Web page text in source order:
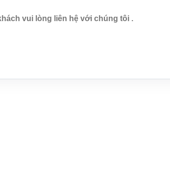
vui lòng liên hệ với chúng tôi .